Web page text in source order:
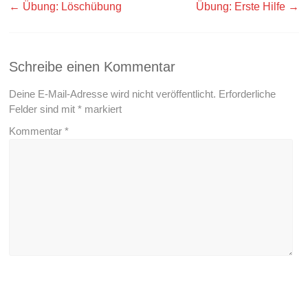
← Übung: Löschübung Übung: Erste Hilfe →
Schreibe einen Kommentar
Deine E-Mail-Adresse wird nicht veröffentlicht. Erforderliche
Felder sind mit* markiert
Kommentar*